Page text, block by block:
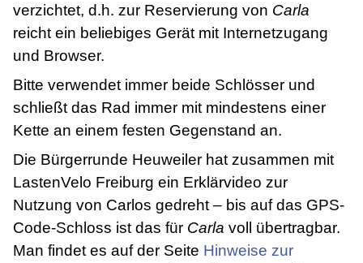
verzichtet, d.h. zur Reservierung von Carla
reicht ein beliebiges Gerät mit Internetzugang
und Browser.
Bitte verwendet immer beide Schlösser und
schließt das Rad immer mit mindestens einer
Kette an einem festen Gegenstand an.
Die Bürgerrunde Heuweiler hat zusammen mit
LastenVelo Freiburg ein Erklärvideo zur
Nutzung von Carlos gedreht – bis auf das GPS-
Code-Schloss ist das für Carla voll übertragbar.
Man findet es auf der Seite Hinweise zur